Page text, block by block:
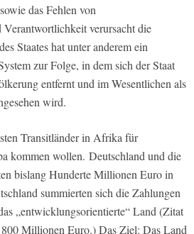
das Fehlen von
verursacht die
Staates hat unter anderem ein
zur Folge, in dem sich der Staat
entfernt und im Wesentlichen als
wird.
Transitländer in Afrika für
kommen wollen. Deutschland und die
bislang Hunderte Millionen Euro in
summierten sich die Zahlungen
„entwicklungsorientierte“ Land (Zitat
Millionen Euro.) Das Ziel: Das Land